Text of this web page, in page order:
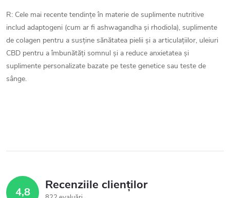
R: Cele mai recente tendințe în materie de suplimente nutritive
includ adaptogeni (cum ar fi ashwagandha și rhodiola), suplimente
de colagen pentru a susține sănătatea pielii și a articulațiilor, uleiuri
CBD pentru a îmbunătăți somnul și a reduce anxietatea și
suplimente personalizate bazate pe teste genetice sau teste de
sânge.
4,8 Recenziile clienților